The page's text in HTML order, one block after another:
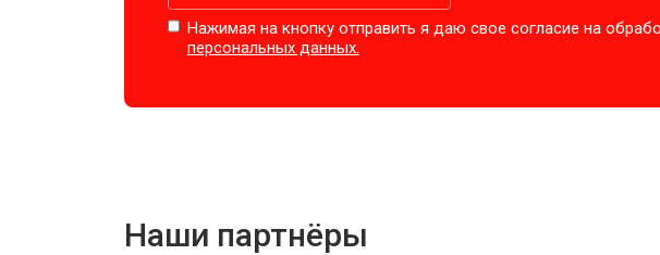
Нажимая на кнопку отправить я даю свое согласие на
персональных данных.
Наши партнёры